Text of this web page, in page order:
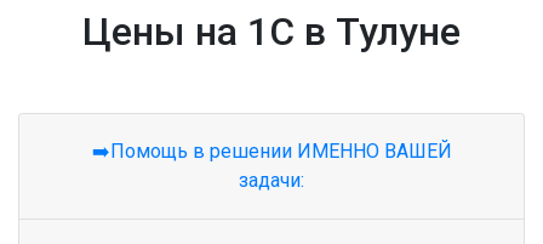
Цены на 1С в Тулуне
➡️Помощь в решении ИМЕННО ВАШЕЙ
задачи: